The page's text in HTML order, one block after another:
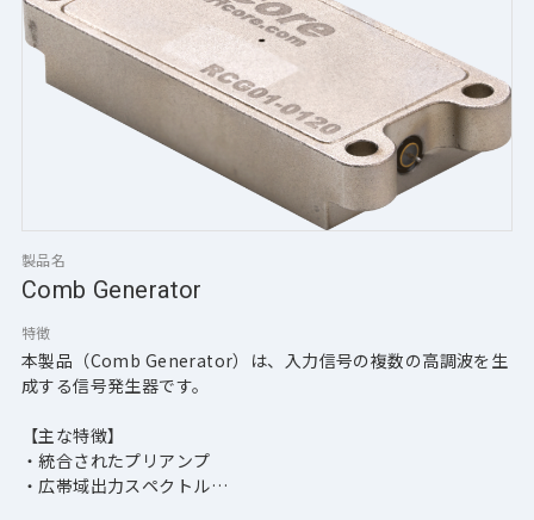
製品名
Comb Generator
特徴
本製品（Comb Generator）は、入力信号の複数の高調波を生
成する信号発生器です。
【主な特徴】
・統合されたプリアンプ
・広帯域出力スペクトル